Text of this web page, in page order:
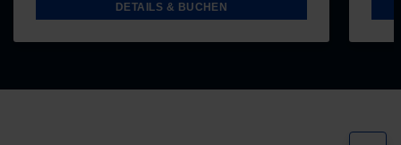
DETAILS & BUCHEN